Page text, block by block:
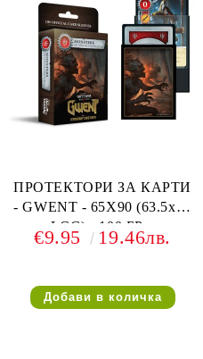
ПРОТЕКТОРИ ЗА КАРТИ
- GWENT - 65X90 (63.5x88
LCG) - 100 БР. -
MONSTERS FACTION
€9.95 19.46лв.